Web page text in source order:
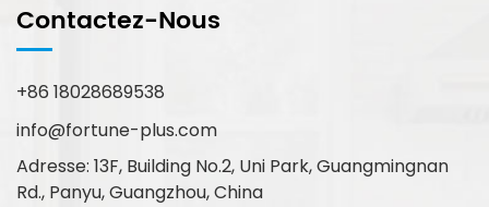
Contactez-Nous
+86 18028689538
info@fortune-plus.com
Adresse: 13F, Building No.2, Uni Park, Guangmingnan
Rd., Panyu, Guangzhou, China